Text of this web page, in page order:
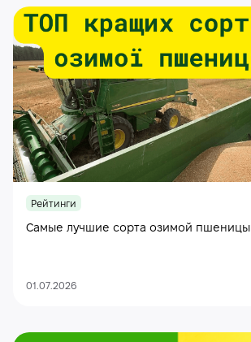
Рейтинги
Самые лучшие сорта озимой пшеницы
01.07.2026